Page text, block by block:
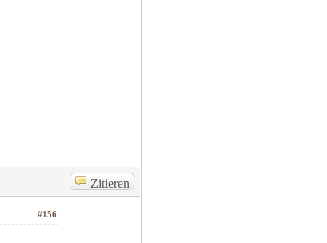
Zitieren
#156